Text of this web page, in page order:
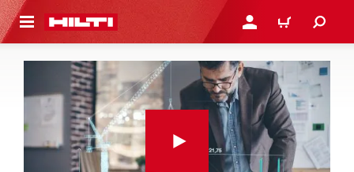
으로 건너뛰기 로그인 또는 회원가입
장바구니